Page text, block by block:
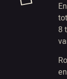
8